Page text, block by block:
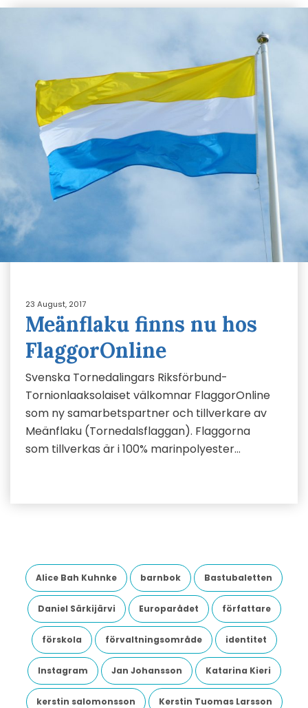
23 August, 2017
Meänflaku finns nu hos
FlaggorOnline
Svenska Tornedalingars Riksförbund-
Tornionlaaksolaiset välkomnar FlaggorOnline
som ny samarbetspartner och tillverkare av
Meänflaku (Tornedalsflaggan). Flaggorna
som tillverkas är i 100% marinpolyester…
Alice Bah Kuhnke barnbok Bastubaletten
Daniel Särkijärvi Europarådet författare
förskola förvaltningsområde identitet
Instagram Jan Johansson Katarina Kieri
kerstin salomonsson Kerstin Tuomas Larsson